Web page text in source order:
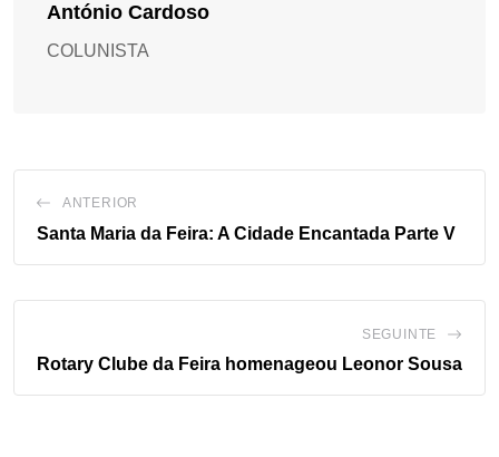
António Cardoso
COLUNISTA
ANTERIOR
Santa Maria da Feira: A Cidade Encantada Parte V
SEGUINTE
Rotary Clube da Feira homenageou Leonor Sousa